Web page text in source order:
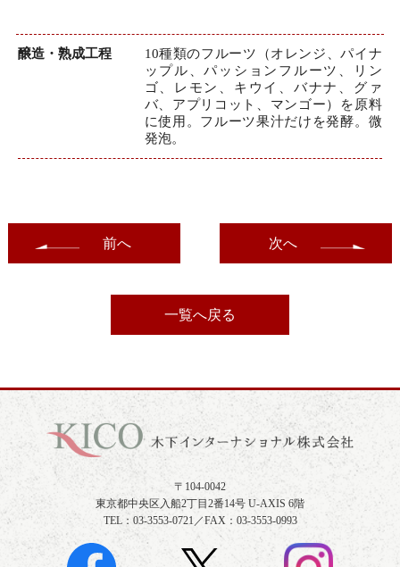
醸造・熟成工程
10種類のフルーツ（オレンジ、パイナ
ップル、パッションフルーツ、リン
ゴ、レモン、キウイ、バナナ、グァ
バ、アプリコット、マンゴー）を原料
に使用。フルーツ果汁だけを発酵。微
発泡。
前へ
一覧へ戻る
次へ
〒104-0042
東京都中央区入船2丁目2番14号 U-AXIS 6階
TEL：03-3553-0721／FAX：03-3553-0993